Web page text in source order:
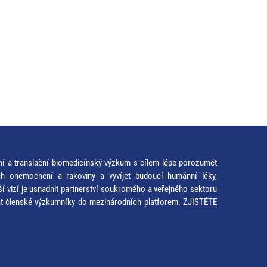
a translační biomedicínský výzkum s cílem lépe porozumět
onemocnění a rakoviny a vyvíjet budoucí humánní léky,
vizí je usnadnit partnerství soukromého a veřejného sektoru
členské výzkumníky do mezinárodních platforem. ZJISTĚTE